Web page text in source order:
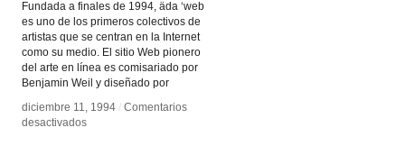
Fundada a finales de 1994, äda ‘web
es uno de los primeros colectivos de
artistas que se centran en la Internet
como su medio. El sitio Web pionero
del arte en línea es comisariado por
Benjamin Weil y diseñado por
diciembre 11, 1994 / Comentarios
desactivadosen
diciembre 11, 1994 / Comentarios
desactivadosen